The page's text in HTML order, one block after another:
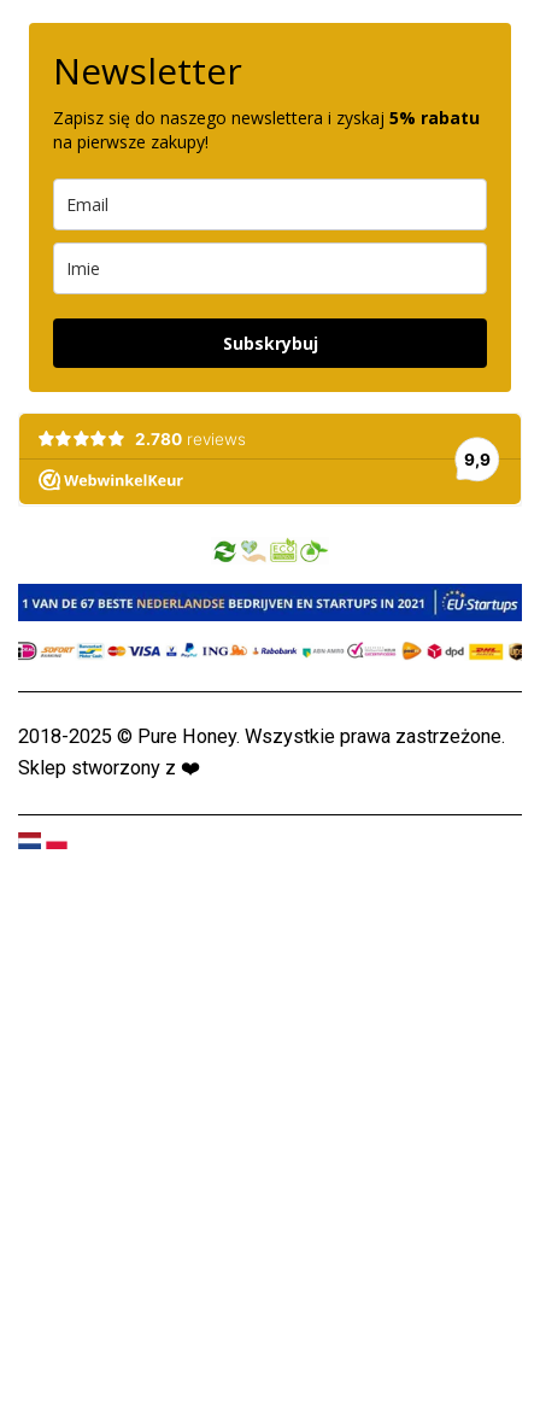
Newsletter
Zapisz się do naszego newslettera i zyskaj 5% rabatu
na pierwsze zakupy!
Subskrybuj
2018-2025 © Pure Honey. Wszystkie prawa zastrzeżone.
Sklep stworzony z ❤️